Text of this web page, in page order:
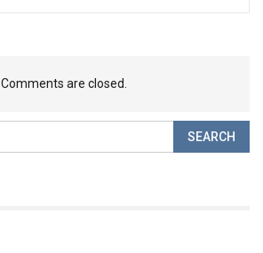
Comments are closed.